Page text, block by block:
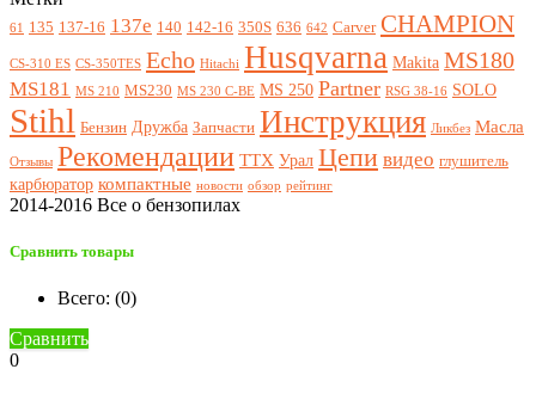
61 135 137-16 137e 140 142-16 350S 636 642 Carver CHAMPION
CS-310 ES CS-350TES Echo Hitachi Husqvarna Makita MS180
MS181 MS 210 MS230 MS 230 C-BE MS 250 Partner RSG 38-16 SOLO
Stihl Бензин Дружба Запчасти Инструкция Ликбез Масла
Отзывы Рекомендации ТТХ Урал Цепи видео глушитель
карбюратор компактные новости обзор рейтинг
2014-2016 Все о бензопилах
Сравнить товары
Всего: (0)
Сравнить
0